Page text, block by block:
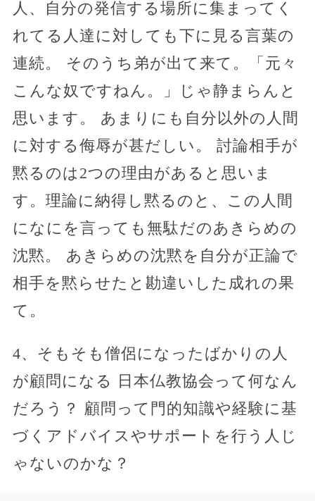
人、自分の発信する場所に集まってく
れてる人達に対しても下に見る言葉の
連続。 そのうち弟が出て来て。「元々
こんな奴ですねん。」じゃ静まらんと
思います。 あまりにも自分以外の人間
に対する侮辱が甚だしい。 討論相手が
黙るのは2つの理由があると思いま
す。理論に納得し黙るのと、この人間
になにを言っても無駄だのあきらめの
沈黙。 あきらめの沈黙を自分が正論で
相手を黙らせたと勘違いした成れの果
て。
4、そもそも僧侶になったばかりの人
が顧問になる 日本仏教協会って何なん
だろう？ 顧問って門的知識や経験に基
づくアドバイスやサポートを行う人じ
ゃないのかな？